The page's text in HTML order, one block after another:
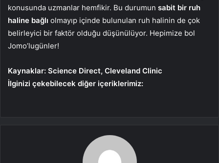
konusunda uzmanlar hemfikir. Bu durumun sabit bir ruh
haline bağlı olmayıp içinde bulunulan ruh halinin de çok
belirleyici bir faktör olduğu düşünülüyor. Hepimize bol
Jomo’lugünler!
Kaynaklar: Science Direct, Cleveland Clinic
İlginizi çekebilecek diğer içeriklerimiz: